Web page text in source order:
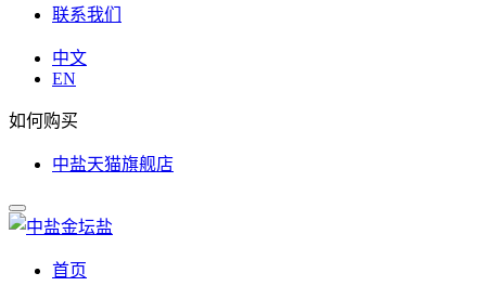
联系我们
中文
EN
如何购买
中盐天猫旗舰店
首页